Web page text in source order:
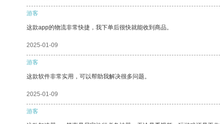
游客
这款app的物流非常快捷，我下单后很快就能收到商品。
2025-01-09
游客
这款软件非常实用，可以帮助我解决很多问题。
2025-01-09
游客